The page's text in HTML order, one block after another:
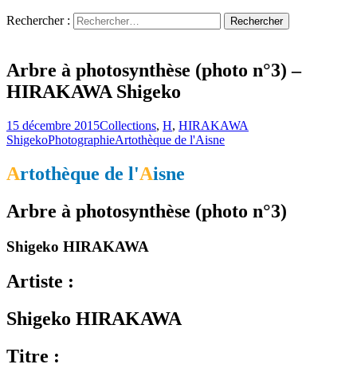
Rechercher :
Artothèque de l'Aisne
Arbre à photosynthèse (photo n°3) –
HIRAKAWA Shigeko
15 décembre 2015Collections, H, HIRAKAWA
ShigekoPhotographieArtothèque de l'Aisne
Artothèque de l'Aisne
Arbre à photosynthèse (photo n°3)
Shigeko HIRAKAWA
Artiste :
Shigeko HIRAKAWA
Titre :